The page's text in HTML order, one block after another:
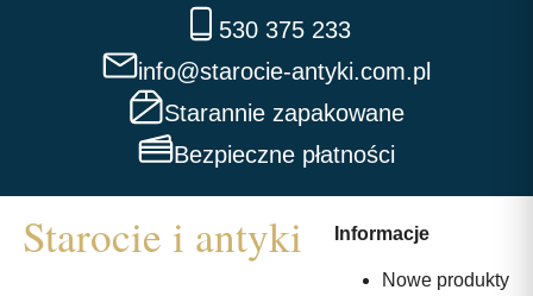
530 375 233
info@starocie-antyki.com.pl
Starannie zapakowane
Bezpieczne płatności
Informacje
Nowe produkty